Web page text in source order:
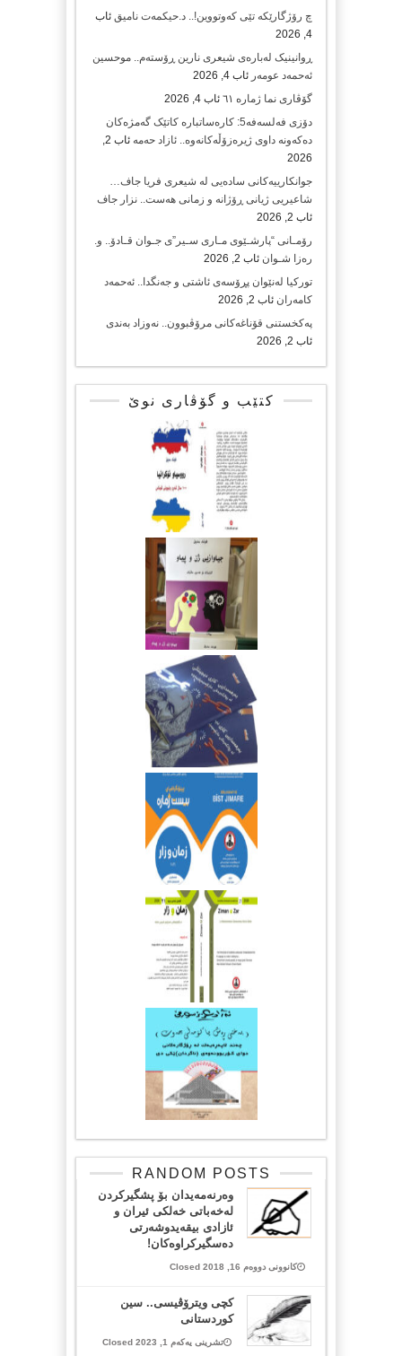
چ رۆژگارێکە تێی کەوتووین!.. د.حیکمەت نامیق ئاب
4, 2026
ڕوانینیک لەبارەى شیعرى نارین ڕۆستەم.. موحسین
ئەحمەد عومەر ئاب 4, 2026
گۆڤاری نما ژمارە ٦١
ئاب 4, 2026
دۆزی فەلسەفە5: کارەساتبارە کاتێک گەمژەکان
دەکەونە داوی ژیرەزۆڵەکانەوە.. ئازاد حەمە
ئاب 2,
2026
جوانکارییەکانی سادەیی لە شیعری فریا جاف…
شاعیریی ژیانی ڕۆژانە و زمانی هەست.. نزار جاف
ئاب 2, 2026
رۆمـانی “پارشـێوی مـاری سـیر”ی جـوان قـادۆ.. و.
رەزا شـوان ئاب 2, 2026
تورکیا لەنێوان پڕۆسەی ئاشتی و جەنگدا.. ئەحمەد
کامەران ئاب 2, 2026
پەکخستنی قۆناغەکانی مرۆڤبوون.. نەوزاد بەندی
ئاب 2, 2026
کتێب و گۆڤاری نوێ
RANDOM POSTS
وەرنەمەیدان بۆ پشگیرکردن
لەخەباتی خەلکی ئیران و
ئازادی بیقەیدوشەرتی
دەسگیرکراوەکان!
کانوونی دووەم 16, 2018 Closed
کچی ویترۆڤیسی.. سین
کوردستانی
تشرینی یەکەم 1, 2023 Closed